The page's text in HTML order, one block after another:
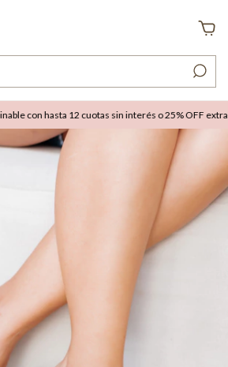
con hasta 12 cuotas sin interés o 25% OFF extra